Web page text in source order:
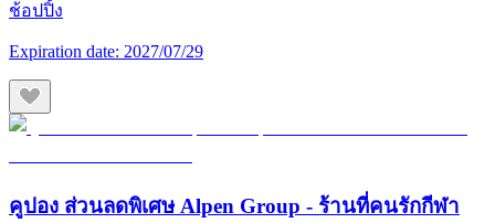
ช้อปปิ้ง
Expiration date: 2027/07/29
คูปอง ส่วนลดพิเศษ Alpen Group - ร้านที่คนรักกีฬา